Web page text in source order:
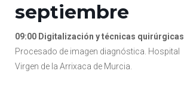
septiembre
09:00 Digitalización y técnicas quirúrgicas
Procesado de imagen diagnóstica. Hospital
Virgen de la Arrixaca de Murcia.